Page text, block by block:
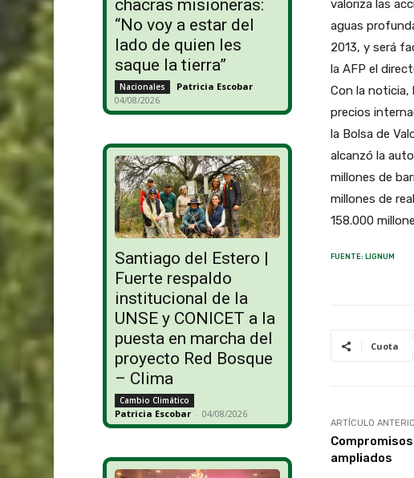
chacras misioneras:
“No voy a estar del
lado de quien les
saque la tierra”
Nacionales Patricia Escobar -
04/08/2026
Santiago del Estero |
Fuerte respaldo
institucional de la
UNSE y CONICET a la
puesta en marcha del
proyecto Red Bosque
– Clima
Cambio Climático
Patricia Escobar - 04/08/2026
valoriza las
aguas
2013, y será
la AFP el
Con la noticia,
precios
la Bolsa de
alcanzó la
millones de
millones de
158.000
FUENTE: LIGNUM
Cuota
ARTÍCULO
ampliados